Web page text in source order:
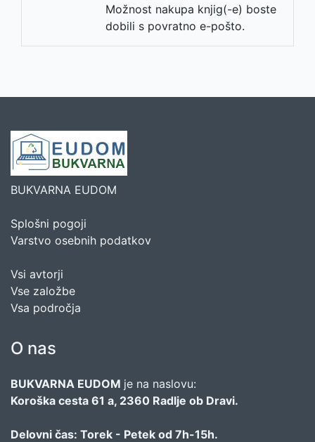
Možnost nakupa knjig(-e) boste
dobili s povratno e-pošto.
BUKVARNA EUDOM
Splošni pogoji
Varstvo osebnih podatkov
Vsi avtorji
Vse založbe
Vsa področja
O nas
BUKVARNA EUDOM je na naslovu:
Koroška cesta 61 a, 2360 Radlje ob Dravi.
Delovni čas: Torek - Petek od 7h-15h.